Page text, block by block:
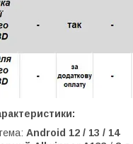
Android 12 / 13 / 14